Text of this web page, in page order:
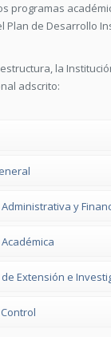
programas
Plan de Desarrollo
la
adscrito:
y
Extensión e